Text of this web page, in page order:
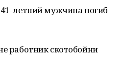
летний мужчина погиб
работник скотобойни